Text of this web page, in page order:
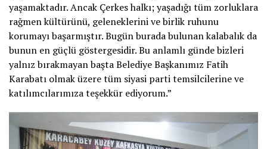
yaşamaktadır. Ancak Çerkes halkı; yaşadığı tüm zorluklara
rağmen kültürünü, geleneklerini ve birlik ruhunu
korumayı başarmıştır. Bugün burada bulunan kalabalık da
bunun en güçlü göstergesidir. Bu anlamlı günde bizleri
yalnız bırakmayan başta Belediye Başkanımız Fatih
Karabatı olmak üzere tüm siyasi parti temsilcilerine ve
katılımcılarımıza teşekkür ediyorum.”